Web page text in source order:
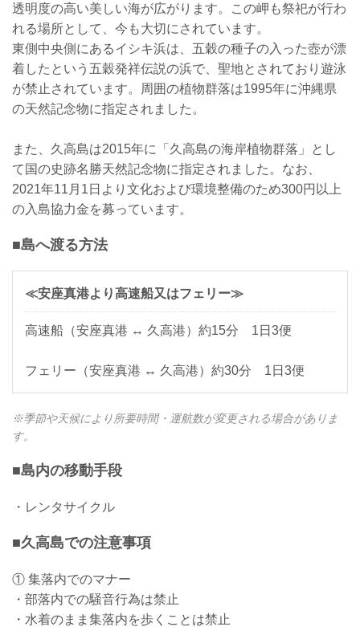
透明度の高い美しい海が広がります。この岬も祭祀が行わ
れる場所として、今も大切にされています。
東側中央側にあるイシキ浜は、五穀の種子の入った壺が漂
着したという五穀発祥伝説の浜で、聖地とされており遊泳
が禁止されています。周囲の植物群落は1995年に沖縄県
の天然記念物に指定されました。
また、久高島は2015年に「久高島の海岸植物群落」とし
て国の史跡名勝天然記念物に指定されました。なお、
2021年11月1日より文化および環境整備のため300円以上
の入島協力金を募っています。
■島へ渡る方法
≪安座真港より高速船又はフェリー≫
高速船（安座真港 ↔ 久高港）約15分 1日3便
フェリー（安座真港 ↔ 久高港）約30分 1日3便
※季節や天候により所要時間・運航数が変更される場合がありま
す。
■島内の移動手段
・レンタサイクル
■久高島での注意事項
① 集落内でのマナー
・部落内での騒音行為は禁止
・水着のまま集落内を歩くことは禁止